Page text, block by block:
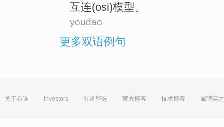
互连(osi)模型。
youdao
更多双语例句
关于有道 Investors 有道智选 官方博客 技术博客 诚聘英才